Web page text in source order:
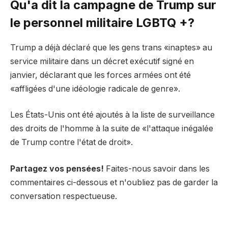
Qu'a dit la campagne de Trump sur
le personnel militaire LGBTQ +?
Trump a déjà déclaré que les gens trans «inaptes» au
service militaire dans un décret exécutif signé en
janvier, déclarant que les forces armées ont été
«affligées d'une idéologie radicale de genre».
Les États-Unis ont été ajoutés à la liste de surveillance
des droits de l'homme à la suite de «l'attaque inégalée
de Trump contre l'état de droit».
Partagez vos pensées! Faites-nous savoir dans les
commentaires ci-dessous et n'oubliez pas de garder la
conversation respectueuse.